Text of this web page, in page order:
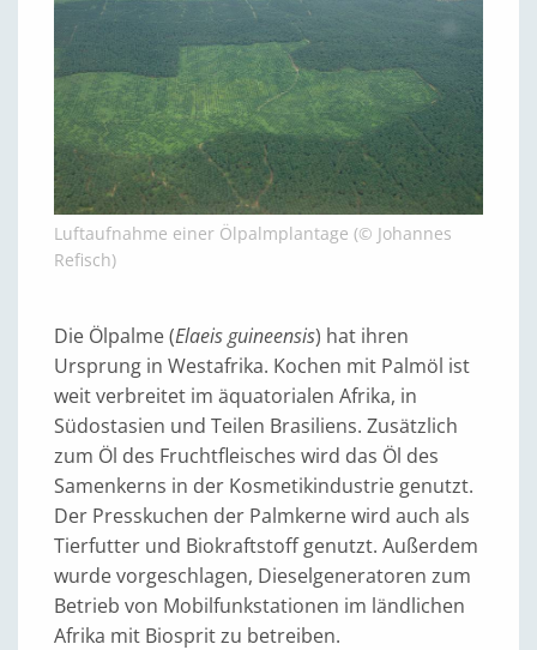
Luftaufnahme einer Ölpalmplantage (© Johannes
Refisch)
Die Ölpalme (Elaeis guineensis) hat ihren
Ursprung in Westafrika. Kochen mit Palmöl ist
weit verbreitet im äquatorialen Afrika, in
Südostasien und Teilen Brasiliens. Zusätzlich
zum Öl des Fruchtfleisches wird das Öl des
Samenkerns in der Kosmetikindustrie genutzt.
Der Presskuchen der Palmkerne wird auch als
Tierfutter und Biokraftstoff genutzt. Außerdem
wurde vorgeschlagen, Dieselgeneratoren zum
Betrieb von Mobilfunkstationen im ländlichen
Afrika mit Biosprit zu betreiben.